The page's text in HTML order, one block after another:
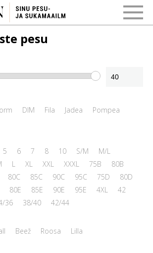
pesu
DIM Fila Jadea
Pompea
5 6 7 8 10 S/M
M/L
L XL XXL XXXL 75B
80B
80C 85C 90C 95C 75D
80D
80E 85E 90E 95E 4XL
42
36 38/40
42/44
Beež Roosa
Lilla